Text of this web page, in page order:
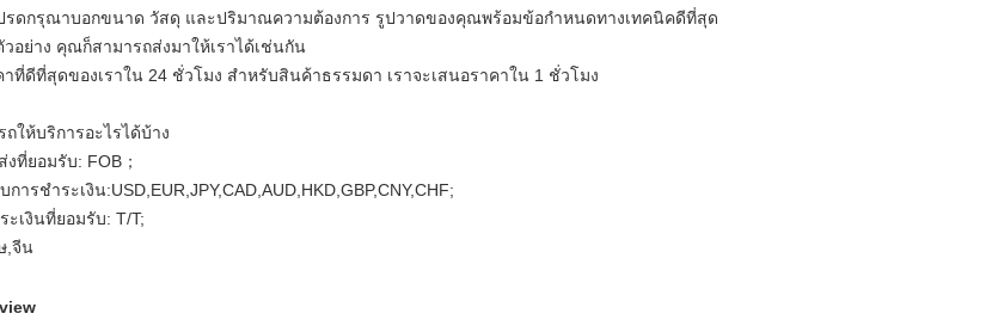
รดกรุณาบอกขนาด วัสดุ และปริมาณความต้องการ รูปวาดของคุณพร้อมข้อกำหนดทางเทคนิคดีที่สุด
อย่าง คุณก็สามารถส่งมาให้เราได้เช่นกัน
าที่ดีที่สุดของเราใน 24 ชั่วโมง สำหรับสินค้าธรรมดา เราจะเสนอราคาใน 1 ชั่วโมง
ถให้บริการอะไรได้บ้าง
งที่ยอมรับ: FOB；
ารชำระเงิน:USD,EUR,JPY,CAD,AUD,HKD,GBP,CNY,CHF;
ะเงินที่ยอมรับ: T/T;
,จีน